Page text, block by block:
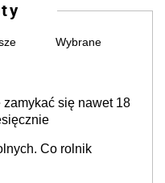
Wybrane
się nawet 18
Co rolnik